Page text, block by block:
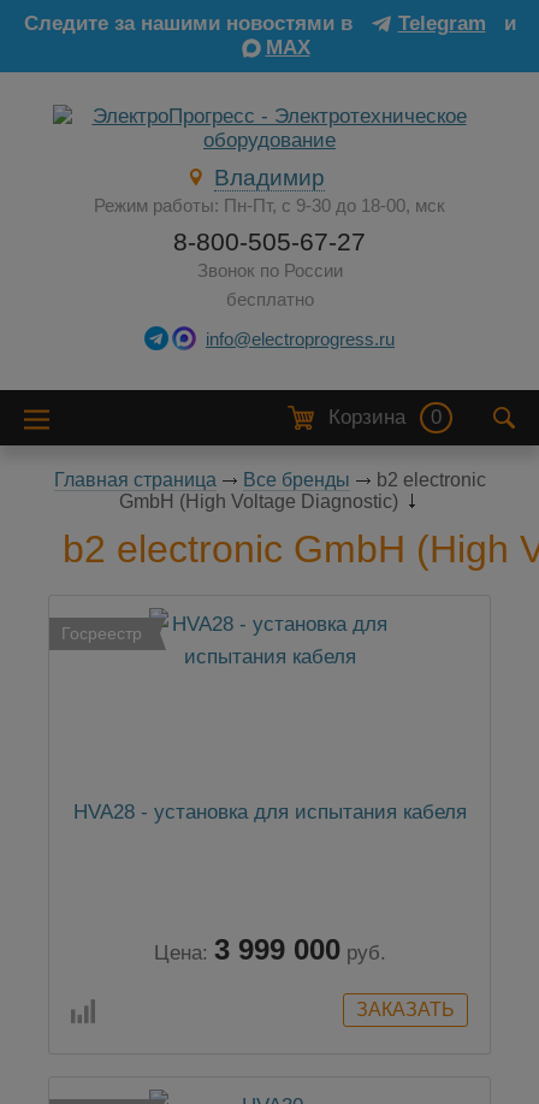
Следите за нашими новостями в Telegram
и
MAX
Владимир
Режим работы: Пн-Пт, с 9-30 до 18-00, мск
8-800-505-67-27
Звонок по России
бесплатно
info@electroprogress.ru
Корзина 0
Главная страница Все бренды
b2 electronic
GmbH (High Voltage Diagnostic)
b2 electronic GmbH (High
Госреестр
HVA28 - установка для испытания кабеля
Цена: 3 999 000 руб.